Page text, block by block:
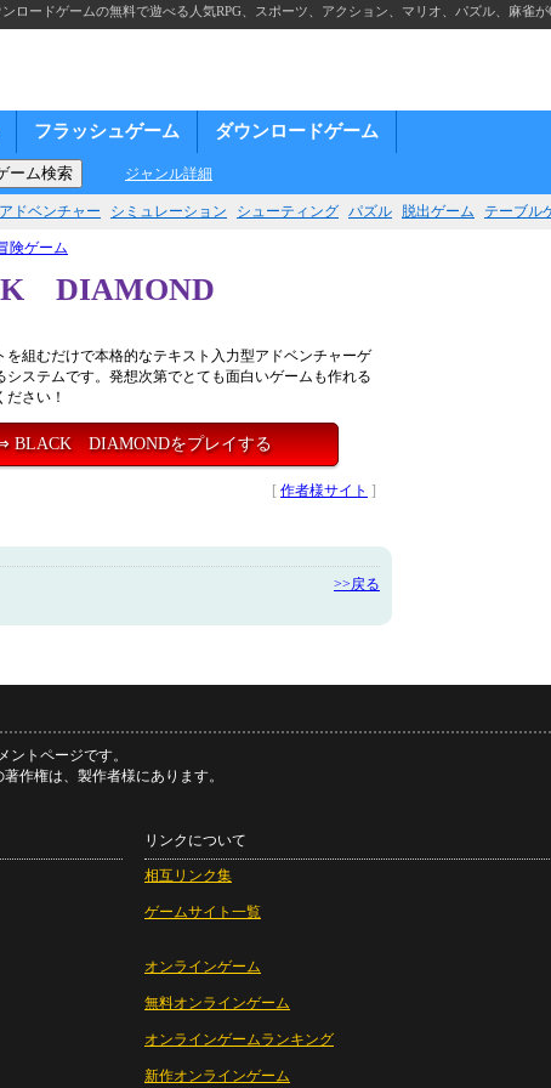
ロードゲームの無料で遊べる人気RPG、スポーツ、アクション、マリオ、パズル、麻雀が
フラッシュゲーム ダウンロードゲーム
ジャンル詳細
アドベンチャー シミュレーション シューティング パズル 脱出ゲーム テーブル
険ゲーム
DIAMOND
を組むだけで本格的なテキスト入力型アドベンチャーゲ
システムです。発想次第でとても面白いゲームも作れる
さい！
BLACK DIAMONDをプレイする
[ 作者様サイト ]
>>戻る
ントページです。
作権は、製作者様にあります。
リンクについて
相互リンク集
ゲームサイト一覧
オンラインゲーム
無料オンラインゲーム
オンラインゲームランキング
新作オンラインゲーム